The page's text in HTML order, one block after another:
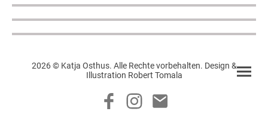
2026 © Katja Osthus. Alle Rechte vorbehalten. Design &
Illustration Robert Tomala